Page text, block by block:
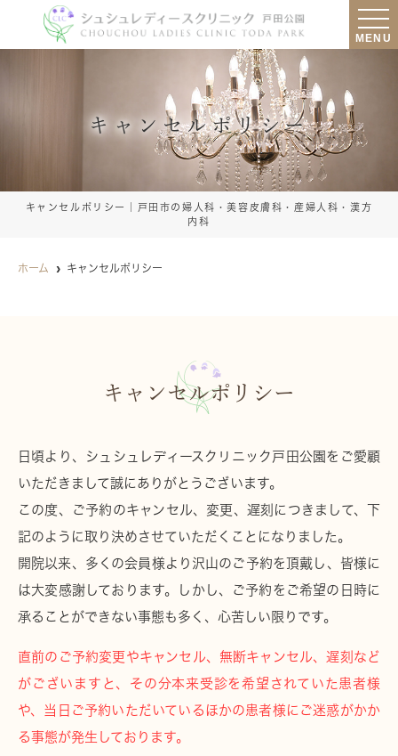
MENU
キャンセルポリシー
キャンセルポリシー｜戸田市の婦人科・美容皮膚科・産婦人科・漢方
内科
ホーム キャンセルポリシー
キャンセルポリシー
日頃より、シュシュレディースクリニック戸田公園をご愛顧
いただきまして誠にありがとうございます。
この度、ご予約のキャンセル、変更、遅刻につきまして、下
記のように取り決めさせていただくことになりました。
開院以来、多くの会員様より沢山のご予約を頂戴し、皆様に
は大変感謝しております。しかし、ご予約をご希望の日時に
承ることができない事態も多く、心苦しい限りです。
直前のご予約変更やキャンセル、無断キャンセル、遅刻など
がございますと、その分本来受診を希望されていた患者様
や、当日ご予約いただいているほかの患者様にご迷惑がかか
る事態が発生しております。